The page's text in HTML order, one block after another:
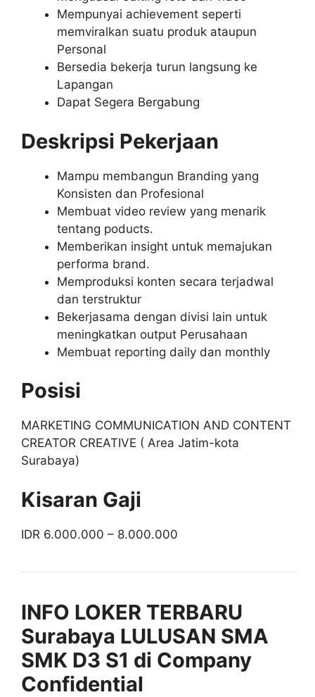
Mempunyai achievement seperti
memviralkan suatu produk ataupun
Personal
Bersedia bekerja turun langsung ke
Lapangan
Dapat Segera Bergabung
Deskripsi Pekerjaan
Mampu membangun Branding yang
Konsisten dan Profesional
Membuat video review yang menarik
tentang poducts.
Memberikan insight untuk memajukan
performa brand.
Memproduksi konten secara terjadwal
dan terstruktur
Bekerjasama dengan divisi lain untuk
meningkatkan output Perusahaan
Membuat reporting daily dan monthly
Posisi
MARKETING COMMUNICATION AND CONTENT
CREATOR CREATIVE ( Area Jatim-kota
Surabaya)
Kisaran Gaji
IDR 6.000.000 – 8.000.000
INFO LOKER TERBARU
Surabaya LULUSAN SMA
SMK D3 S1 di Company
Confidential